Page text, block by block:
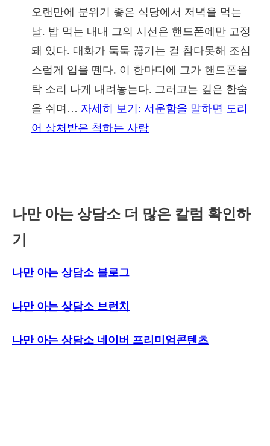
오랜만에 분위기 좋은 식당에서 저녁을 먹는
날. 밥 먹는 내내 그의 시선은 핸드폰에만 고정
돼 있다. 대화가 툭툭 끊기는 걸 참다못해 조심
스럽게 입을 뗀다. 이 한마디에 그가 핸드폰을
탁 소리 나게 내려놓는다. 그러고는 깊은 한숨
을 쉬며… 자세히 보기 : 서운함을 말하면 도리
어 상처받은 척하는 사람
나만 아는 상담소 더 많은 칼럼 확인하
기
나만 아는 상담소 블로그
나만 아는 상담소 브런치
나만 아는 상담소 네이버 프리미엄콘텐츠